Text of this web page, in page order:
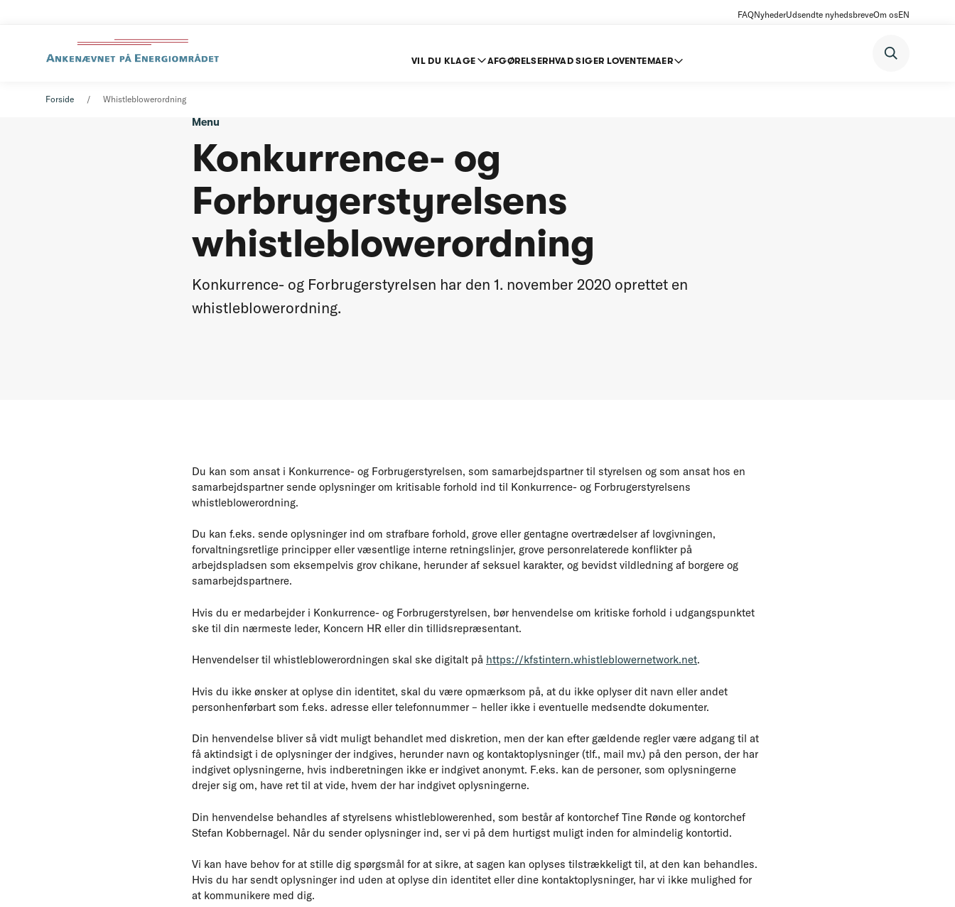
FAQNyhederUdsendte nyhedsbreveOm osEN
VIL DU KLAGE AFGØRELSERHVAD SIGER LOVENTEMAER
Forside Whistleblowerordning
Menu
Konkurrence- og
Forbrugerstyrelsens
whistleblowerordning
Konkurrence- og Forbrugerstyrelsen har den 1. november 2020 oprettet en
whistleblowerordning.
Du kan som ansat i Konkurrence- og Forbrugerstyrelsen, som samarbejdspartner til styrelsen og som ansat hos en
samarbejdspartner sende oplysninger om kritisable forhold ind til Konkurrence- og Forbrugerstyrelsens
whistleblowerordning.
Du kan f.eks. sende oplysninger ind om strafbare forhold, grove eller gentagne overtrædelser af lovgivningen,
forvaltningsretlige principper eller væsentlige interne retningslinjer, grove personrelaterede konflikter på
arbejdspladsen som eksempelvis grov chikane, herunder af seksuel karakter, og bevidst vildledning af borgere og
samarbejdspartnere.
Hvis du er medarbejder i Konkurrence- og Forbrugerstyrelsen, bør henvendelse om kritiske forhold i udgangspunktet
ske til din nærmeste leder, Koncern HR eller din tillidsrepræsentant.
Henvendelser til whistleblowerordningen skal ske digitalt på https://kfstintern.whistleblowernetwork.net.
Hvis du ikke ønsker at oplyse din identitet, skal du være opmærksom på, at du ikke oplyser dit navn eller andet
personhenførbart som f.eks. adresse eller telefonnummer – heller ikke i eventuelle medsendte dokumenter.
Din henvendelse bliver så vidt muligt behandlet med diskretion, men der kan efter gældende regler være adgang til at
få aktindsigt i de oplysninger der indgives, herunder navn og kontaktoplysninger (tlf., mail mv.) på den person, der har
indgivet oplysningerne, hvis indberetningen ikke er indgivet anonymt. F.eks. kan de personer, som oplysningerne
drejer sig om, have ret til at vide, hvem der har indgivet oplysningerne.
Din henvendelse behandles af styrelsens whistleblowerenhed, som består af kontorchef Tine Rønde og kontorchef
Stefan Kobbernagel. Når du sender oplysninger ind, ser vi på dem hurtigst muligt inden for almindelig kontortid.
Vi kan have behov for at stille dig spørgsmål for at sikre, at sagen kan oplyses tilstrækkeligt til, at den kan behandles.
Hvis du har sendt oplysninger ind uden at oplyse din identitet eller dine kontaktoplysninger, har vi ikke mulighed for
at kommunikere med dig.